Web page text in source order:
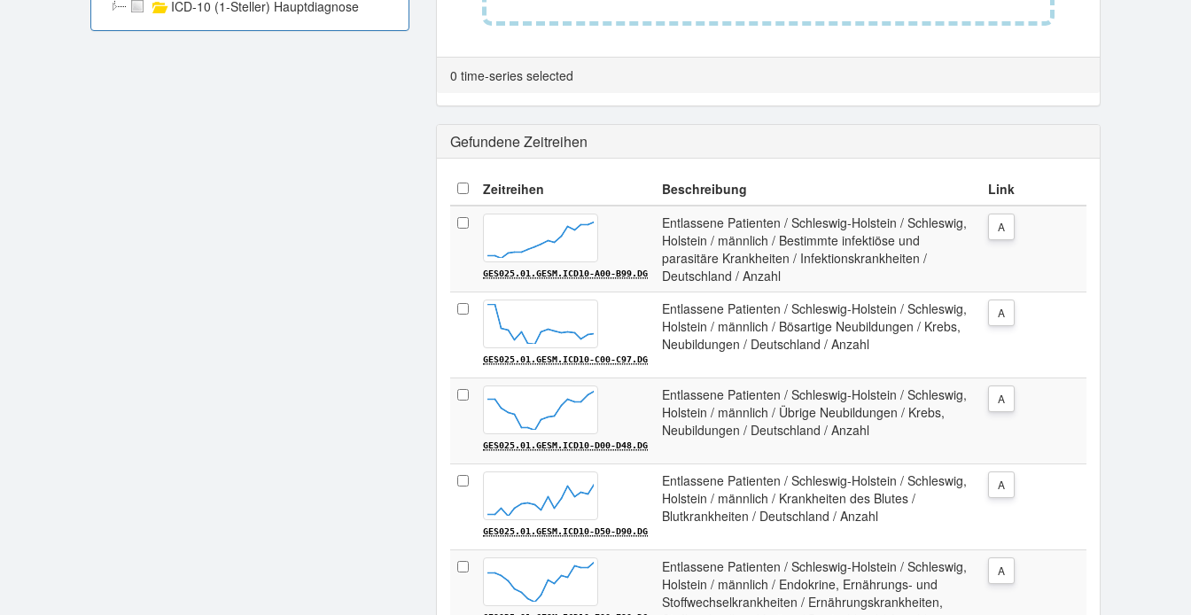
ICD-10 (1-Steller) Hauptdiagnose
0 time-series selected
Gefundene Zeitreihen
Zeitreihen Beschreibung Link
GES025.01.GESM.ICD10-A00-B99.DG
Entlassene Patienten / Schleswig-Holstein / Schleswig,
Holstein / männlich / Bestimmte infektiöse und
parasitäre Krankheiten / Infektionskrankheiten /
Deutschland / Anzahl
A
GES025.01.GESM.ICD10-C00-C97.DG
Entlassene Patienten / Schleswig-Holstein / Schleswig,
Holstein / männlich / Bösartige Neubildungen / Krebs,
Neubildungen / Deutschland / Anzahl
A
GES025.01.GESM.ICD10-D00-D48.DG
Entlassene Patienten / Schleswig-Holstein / Schleswig,
Holstein / männlich / Übrige Neubildungen / Krebs,
Neubildungen / Deutschland / Anzahl
A
GES025.01.GESM.ICD10-D50-D90.DG
Entlassene Patienten / Schleswig-Holstein / Schleswig,
Holstein / männlich / Krankheiten des Blutes /
Blutkrankheiten / Deutschland / Anzahl
A
Entlassene Patienten / Schleswig-Holstein / Schleswig,
Holstein / männlich / Endokrine, Ernährungs- und
Stoffwechselkrankheiten / Ernährungskrankheiten,
A